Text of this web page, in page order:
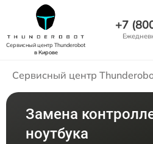
Сервисный центр Thunderobot
в Кирове
+7
Сервисный центр
Замена
ноутбука